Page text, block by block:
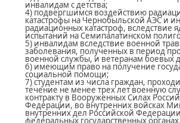
инвалидам с детства;
4) подвергшимся воздействию
катастрофы на Чернобыльской АЭС и
радиационных катастроф, вследствие
испытаний на Семипалатинском
5) инвалидам вследствие военной
заболевания, полученных в период
военной службы, и ветеранам боевых
6) имеющим право на получение
социальной помощи;
7) студентам из числа граждан,
течение не менее трех лет военную
контракту в Вооруженных Силах
Федерации, во внутренних войсках
внутренних дел Российской
федеральных государственных